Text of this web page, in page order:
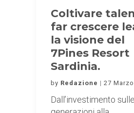
Coltivare
far crescere
la visione del
7Pines Resort
Sardinia.
by Redazione 27
Dall’investimento